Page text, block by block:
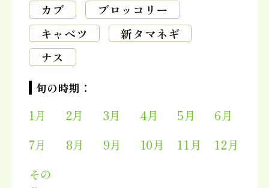
カブ
ブロッコリー
キャベツ
新タマネギ
ナス
旬の時期：
1月 2月 3月 4月 5月
6月
7月
8月 9月 10月 11月
12月
その